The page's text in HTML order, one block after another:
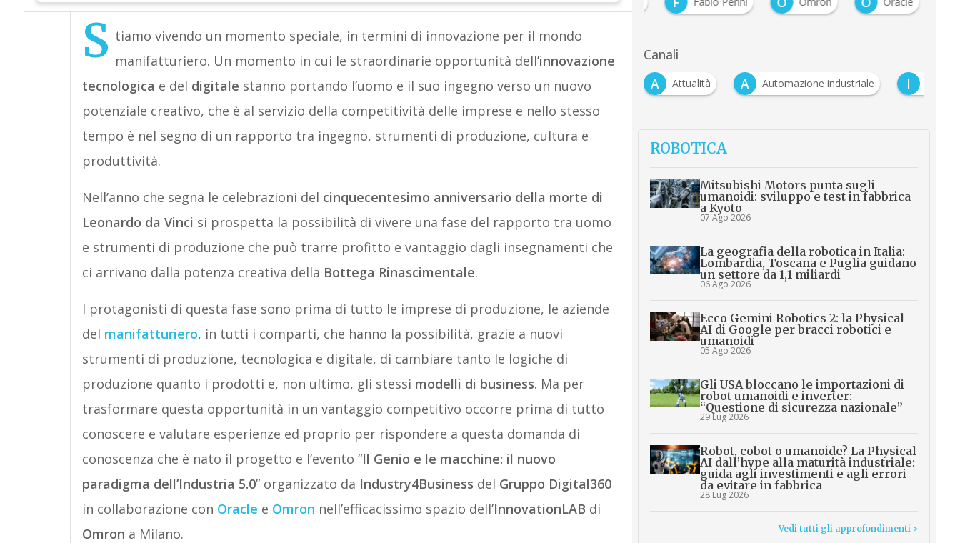
S tiamo vivendo un momento speciale, in termini di innovazione per il mondo
manifatturiero. Un momento in cui le straordinarie opportunità dell’innovazione
tecnologica e del digitale stanno portando l’uomo e il suo ingegno verso un nuovo
potenziale creativo, che è al servizio della competitività delle imprese e nello stesso
tempo è nel segno di un rapporto tra ingegno, strumenti di produzione, cultura e
produttività.
Nell’anno che segna le celebrazioni del cinquecentesimo anniversario della morte di
Leonardo da Vinci si prospetta la possibilità di vivere una fase del rapporto tra uomo
e strumenti di produzione che può trarre profitto e vantaggio dagli insegnamenti che
ci arrivano dalla potenza creativa della Bottega Rinascimentale.
I protagonisti di questa fase sono prima di tutto le imprese di produzione, le aziende
del manifatturiero, in tutti i comparti, che hanno la possibilità, grazie a nuovi
strumenti di produzione, tecnologica e digitale, di cambiare tanto le logiche di
produzione quanto i prodotti e, non ultimo, gli stessi modelli di business. Ma per
trasformare questa opportunità in un vantaggio competitivo occorre prima di tutto
conoscere e valutare esperienze ed proprio per rispondere a questa domanda di
conoscenza che è nato il progetto e l’evento “Il Genio e le macchine: il nuovo
paradigma dell’Industria 5.0” organizzato da Industry4Business del Gruppo Digital360
in collaborazione con Oracle e Omron nell’efficacissimo spazio dell’InnovationLAB di
Omron a Milano.
Canali
A
Appuntamenti A Attualità A Automazione industriale I Industrial IT
ROBOTICA
Mitsubishi Motors punta sugli
umanoidi: sviluppo e test in fabbrica
a Kyoto
07 Ago 2026
La geografia della robotica in Italia:
Lombardia, Toscana e Puglia guidano
un settore da 1,1 miliardi
06 Ago 2026
Ecco Gemini Robotics 2: la Physical
AI di Google per bracci robotici e
umanoidi
05 Ago 2026
Gli USA bloccano le importazioni di
robot umanoidi e inverter:
“Questione di sicurezza nazionale”
29 Lug 2026
Robot, cobot o umanoide? La Physical
AI dall’hype alla maturità industriale:
guida agli investimenti e agli errori
da evitare in fabbrica
28 Lug 2026
Vedi tutti gli approfondimenti >